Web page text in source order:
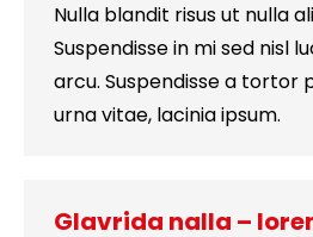
Nulla blandit risus ut nulla
Suspendisse in mi sed nisl
arcu. Suspendisse a tortor
urna vitae, lacinia ipsum.
Glavrida nalla –